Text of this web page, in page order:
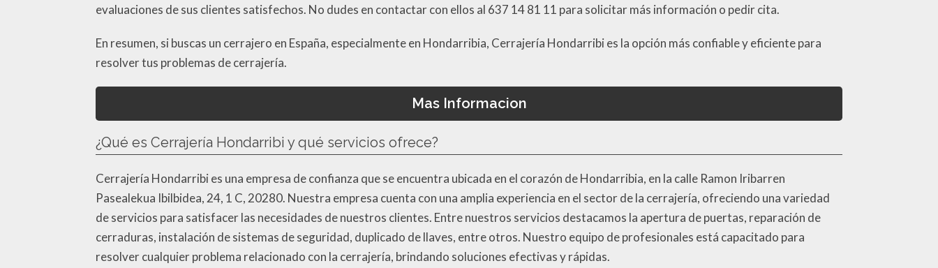
evaluaciones de sus clientes satisfechos. No dudes en contactar con ellos al 637 14 81 11 para solicitar más información o pedir cita.
En resumen, si buscas un cerrajero en España, especialmente en Hondarribia, Cerrajería Hondarribi es la opción más confiable y eficiente para
resolver tus problemas de cerrajería.
Mas Informacion
¿Qué es Cerrajería Hondarribi y qué servicios ofrece?
Cerrajería Hondarribi es una empresa de confianza que se encuentra ubicada en el corazón de Hondarribia, en la calle Ramon Iribarren
Pasealekua Ibilbidea, 24, 1 C, 20280. Nuestra empresa cuenta con una amplia experiencia en el sector de la cerrajería, ofreciendo una variedad
de servicios para satisfacer las necesidades de nuestros clientes. Entre nuestros servicios destacamos la apertura de puertas, reparación de
cerraduras, instalación de sistemas de seguridad, duplicado de llaves, entre otros. Nuestro equipo de profesionales está capacitado para
resolver cualquier problema relacionado con la cerrajería, brindando soluciones efectivas y rápidas.